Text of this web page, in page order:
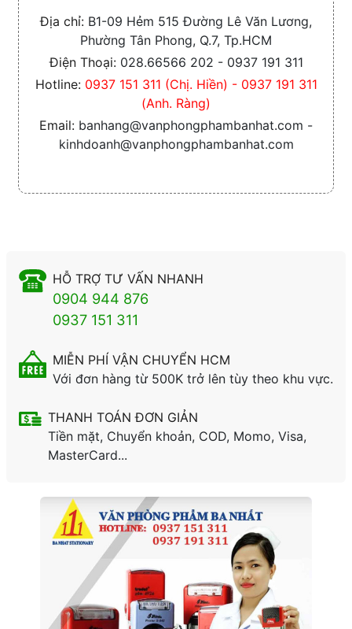
Địa chỉ: B1-09 Hẻm 515 Đường Lê Văn Lương,
Phường Tân Phong, Q.7, Tp.HCM
Điện Thoại: 028.66566 202 - 0937 191 311
Hotline: 0937 151 311 (Chị. Hiền) - 0937 191 311
(Anh. Ràng)
Email: banhang@vanphongphambanhat.com -
kinhdoanh@vanphongphambanhat.com
HỖ TRỢ TƯ VẤN NHANH
0904 944 876
0937 151 311
MIỄN PHÍ VẬN CHUYỂN HCM
Với đơn hàng từ 500K trở lên tùy theo khu vực.
THANH TOÁN ĐƠN GIẢN
Tiền mặt, Chuyển khoản, COD, Momo, Visa,
MasterCard...